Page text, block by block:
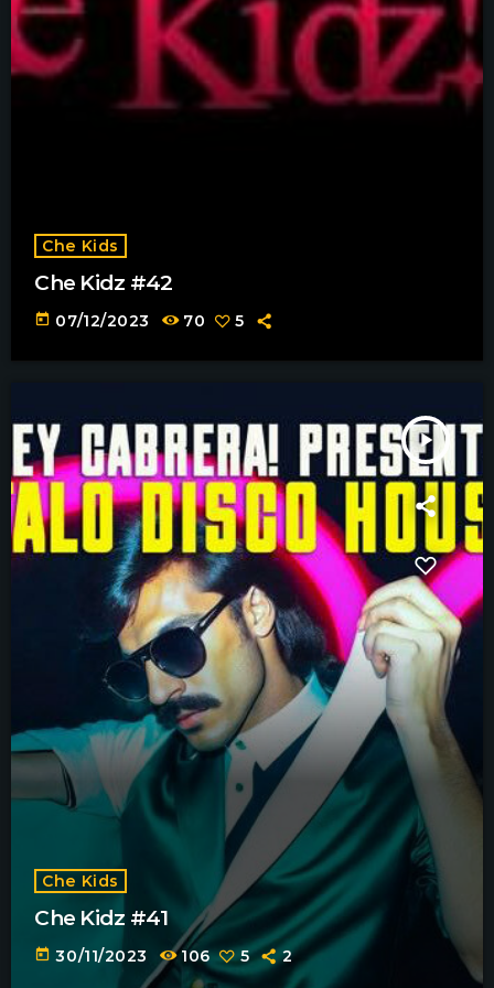
Che Kids
Che Kidz #42
today 07/12/2023 70 5
play_arrow
Che Kids
Che Kidz #41
today 30/11/2023 106 5 2